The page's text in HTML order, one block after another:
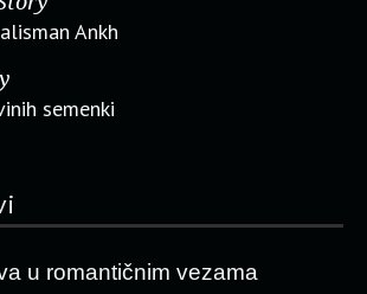
Ankh
semenki
u romantičnim vezama